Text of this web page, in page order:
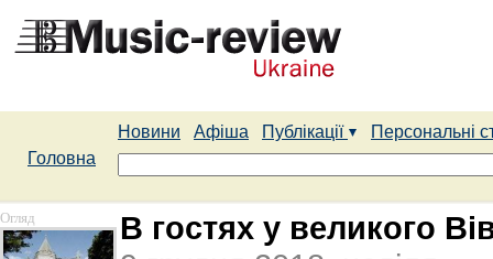
Новини Афіша Публікації
Персональні
Головна
Огляд
В гостях у великого